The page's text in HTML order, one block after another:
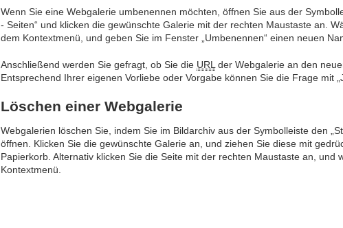
Wenn Sie eine Webgalerie umbenennen möchten, öffnen Sie aus der
- Seiten“ und klicken die gewünschte Galerie mit der rechten Maustaste an.
dem Kontextmenü, und geben Sie im Fenster „Umbenennen“ einen neuen
Anschließend werden Sie gefragt, ob Sie die URL der Webgalerie an den
Entsprechend Ihrer eigenen Vorliebe oder Vorgabe können Sie die Frage mit
Löschen einer Webgalerie
Webgalerien löschen Sie, indem Sie im Bildarchiv aus der Symbolleiste den
öffnen. Klicken Sie die gewünschte Galerie an, und ziehen Sie diese mit
Papierkorb. Alternativ klicken Sie die Seite mit der rechten Maustaste an, und
Kontextmenü.